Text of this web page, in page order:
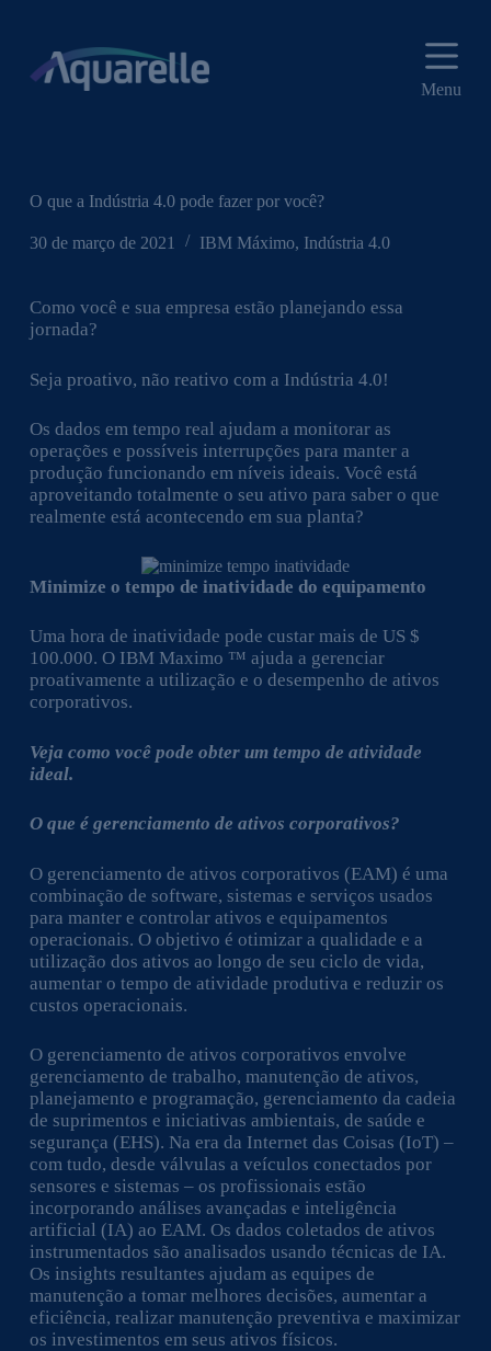
o
d
Menu
O que a Indústria 4.0 pode fazer por você?
30 de março de 2021 IBM Máximo, Indústria 4.0
Como você e sua empresa estão planejando essa
jornada?
Seja proativo, não reativo com a Indústria 4.0!
Os dados em tempo real ajudam a monitorar as
operações e possíveis interrupções para manter a
produção funcionando em níveis ideais. Você está
aproveitando totalmente o seu ativo para saber o que
realmente está acontecendo em sua planta?
Minimize o tempo de inatividade do equipamento
Uma hora de inatividade pode custar mais de US $
100.000. O IBM Maximo ™ ajuda a gerenciar
proativamente a utilização e o desempenho de ativos
corporativos.
Veja como você pode obter um tempo de atividade
ideal.
O que é gerenciamento de ativos corporativos?
O gerenciamento de ativos corporativos (EAM) é uma
combinação de software, sistemas e serviços usados ​​
para manter e controlar ativos e equipamentos
operacionais. O objetivo é otimizar a qualidade e a
utilização dos ativos ao longo de seu ciclo de vida,
aumentar o tempo de atividade produtiva e reduzir os
custos operacionais.
O gerenciamento de ativos corporativos envolve
gerenciamento de trabalho, manutenção de ativos,
planejamento e programação, gerenciamento da cadeia
de suprimentos e iniciativas ambientais, de saúde e
segurança (EHS). Na era da Internet das Coisas (IoT) –
com tudo, desde válvulas a veículos conectados por
sensores e sistemas – os profissionais estão
incorporando análises avançadas e inteligência
artificial (IA) ao EAM. Os dados coletados de ativos
instrumentados são analisados ​​usando técnicas de IA.
Os insights resultantes ajudam as equipes de
manutenção a tomar melhores decisões, aumentar a
eficiência, realizar manutenção preventiva e maximizar
os investimentos em seus ativos físicos.